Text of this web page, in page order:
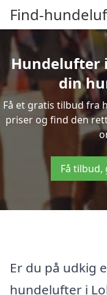
Find-
Hundelufter
din
Få et gratis tilbud fra
priser og find den
Få
Er du på udkig
hundelufter i